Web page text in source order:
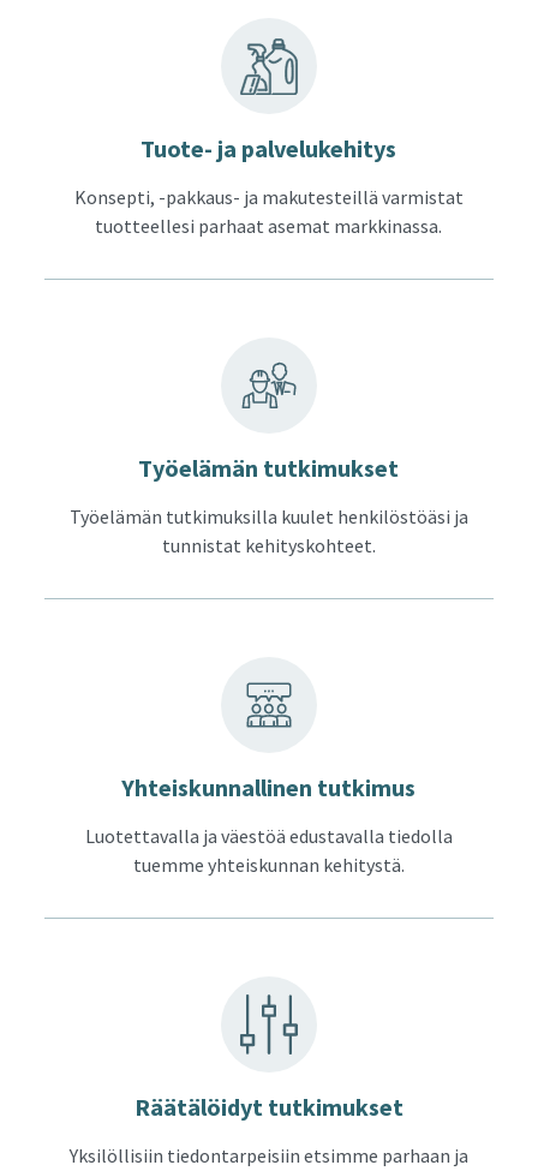
Tuote-​ ja pal­ve­lu­ke­hi­tys
Konsepti, -pakkaus- ja makutesteillä varmistat
tuotteellesi parhaat asemat markkinassa.
Työ­elä­män tut­ki­muk­set
Työelämän tutkimuksilla kuulet henkilöstöäsi ja
tunnistat kehityskohteet.
Yh­teis­kun­nal­li­nen tut­ki­mus
Luotettavalla ja väestöä edustavalla tiedolla
tuemme yhteiskunnan kehitystä.
Rää­tä­löi­dyt tut­ki­muk­set
Yksilöllisiin tiedontarpeisiin etsimme parhaan ja